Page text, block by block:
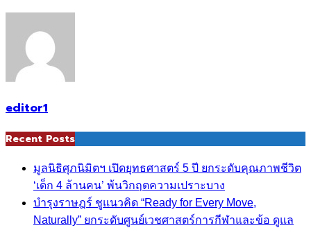
editor1
Recent Posts
มูลนิธิศุภนิมิตฯ เปิดยุทธศาสตร์ 5 ปี ยกระดับคุณภาพชีวิต
‘เด็ก 4 ล้านคน’ พ้นวิกฤตความเปราะบาง
บำรุงราษฎร์ ชูแนวคิด “Ready for Every Move,
Naturally” ยกระดับศูนย์เวชศาสตร์การกีฬาและข้อ ดูแล